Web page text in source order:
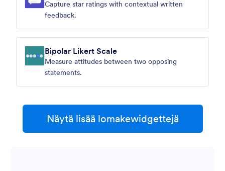
Capture star ratings with contextual written
feedback.
Bipolar Likert Scale
Measure attitudes between two opposing
statements.
Näytä lisää lomakewidgettejä